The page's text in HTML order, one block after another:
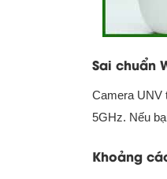
Sai chuẩn
Camera UNV
5GHz. Nếu
Khoảng